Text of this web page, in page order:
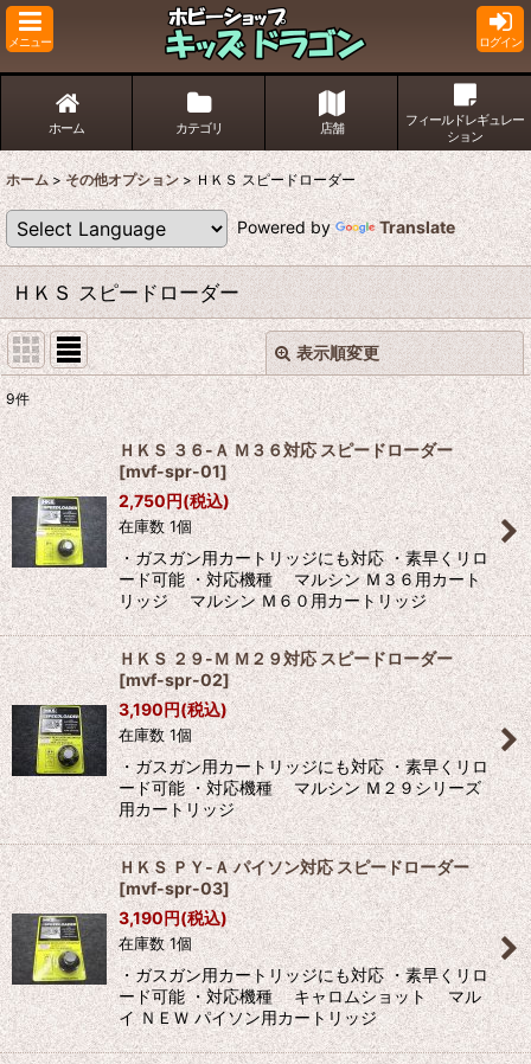
メニュー ログイン
ホーム カテゴリ 店舗
フィールドレギュレー
ション
ホーム > その他オプション > ＨＫＳ スピードローダー
Powered by Translate
ＨＫＳ スピードローダー
表示順変更
表示数:
並び順:
絞り込む
閉じる
9件
ＨＫＳ ３６-Ａ Ｍ３６対応 スピードローダー
[mvf-spr-01]
2,750円(税込)
在庫数 1個
・ガスガン用カートリッジにも対応 ・素早くリロ
ード可能 ・対応機種 マルシン Ｍ３６用カート
リッジ マルシン Ｍ６０用カートリッジ
ＨＫＳ ２９-Ｍ Ｍ２９対応 スピードローダー
[mvf-spr-02]
3,190円(税込)
在庫数 1個
・ガスガン用カートリッジにも対応 ・素早くリロ
ード可能 ・対応機種 マルシン Ｍ２９シリーズ
用カートリッジ
ＨＫＳ ＰＹ-Ａ パイソン対応 スピードローダー
[mvf-spr-03]
3,190円(税込)
在庫数 1個
・ガスガン用カートリッジにも対応 ・素早くリロ
ード可能 ・対応機種 キャロムショット マル
イ ＮＥＷ パイソン用カートリッジ